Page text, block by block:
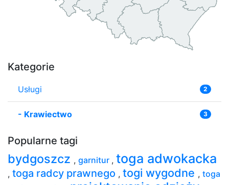
Kategorie
Usługi 2
- Krawiectwo 3
Popularne tagi
bydgoszcz , garnitur , toga adwokacka
, toga radcy prawnego , togi wygodne , toga